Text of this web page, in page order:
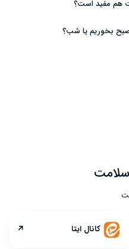
هم مفید است؟
بخوریم یا شب؟
کانال ایتا ↗